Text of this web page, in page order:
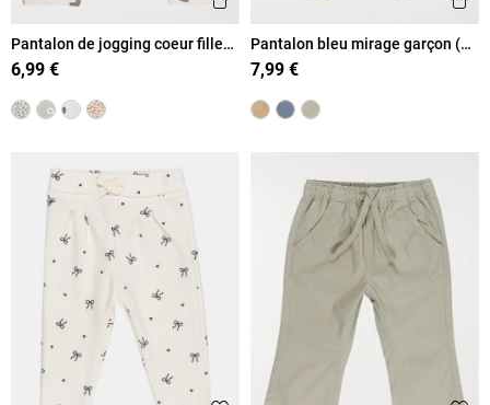
Pantalon de jogging coeur fille
(3-36M)
6,99 €
Pantalon bleu mirage garçon (3-
36M)
7,99 €